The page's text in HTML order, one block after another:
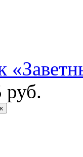
руб.